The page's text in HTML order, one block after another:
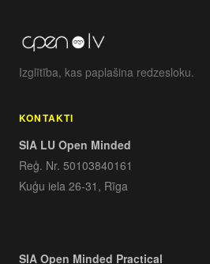
Izglītība, kas paplašina redzesloku.
KONTAKTI
SIA LU Open Minded
Reģ. Nr. 50103840161
Kuģu iela 26-31, Rīga
SIA Open Minded Practical